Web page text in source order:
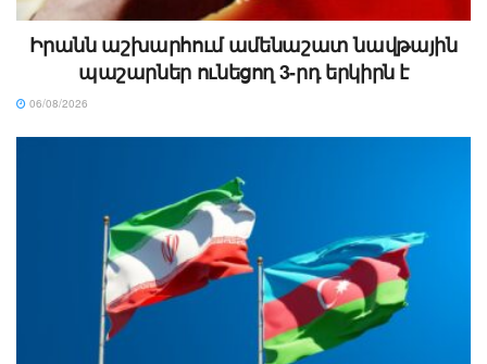
Իրանն աշխարհում ամենաշատ նավթային
պաշարներ ունեցող 3-րդ երկիրն է
06/08/2026